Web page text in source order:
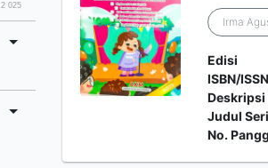
2 025
Irma
Edisi
ISBN/ISSN
Deskripsi
Judul Seri
No.